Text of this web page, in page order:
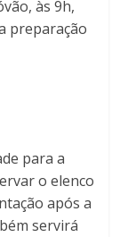
às 9h,
preparação
para a
o elenco
após a
servirá